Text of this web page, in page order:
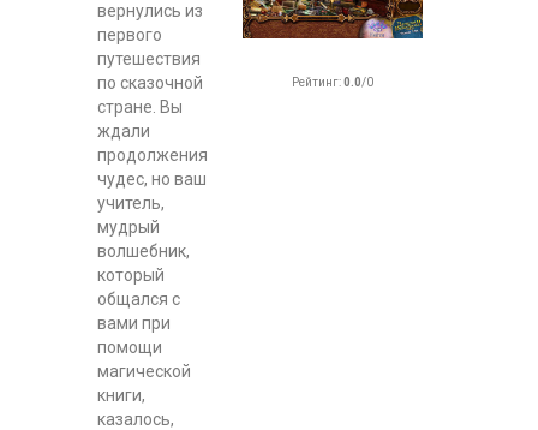
вернулись из
первого
путешествия
по сказочной
стране. Вы
ждали
продолжения
чудес, но ваш
учитель,
мудрый
волшебник,
который
общался с
вами при
помощи
магической
книги,
казалось,
Рейтинг:0.0/0